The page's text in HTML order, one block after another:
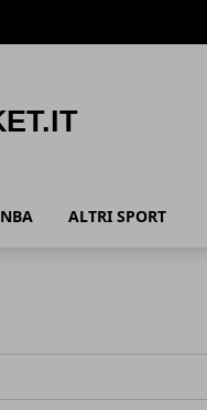
NBA ALTRI SPORT